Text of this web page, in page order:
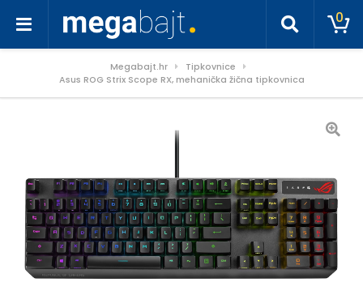
0
Megabajt.hr
Tipkovnice
Asus ROG Strix Scope RX, mehanička žična tipkovnica